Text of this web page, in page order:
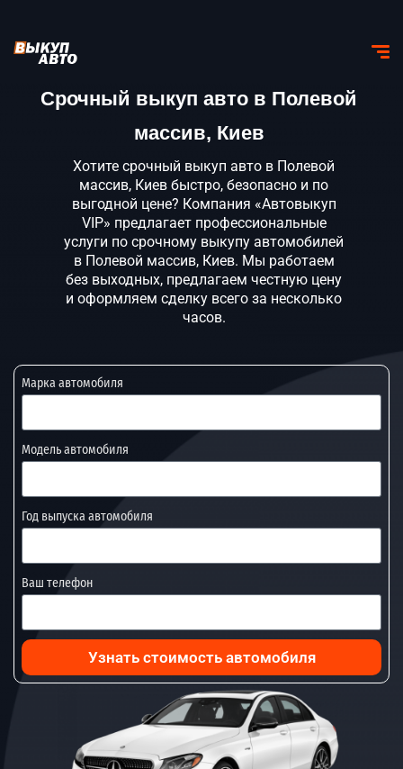
Срочный выкуп авто в Полевой
массив, Киев
Хотите срочный выкуп авто в Полевой
массив, Киев быстро, безопасно и по
выгодной цене? Компания «Автовыкуп
VIP» предлагает профессиональные
услуги по срочному выкупу автомобилей
в Полевой массив, Киев. Мы работаем
без выходных, предлагаем честную цену
и оформляем сделку всего за несколько
часов.
Марка автомобиля
Модель автомобиля
Год выпуска автомобиля
Ваш телефон
Узнать стоимость автомобиля